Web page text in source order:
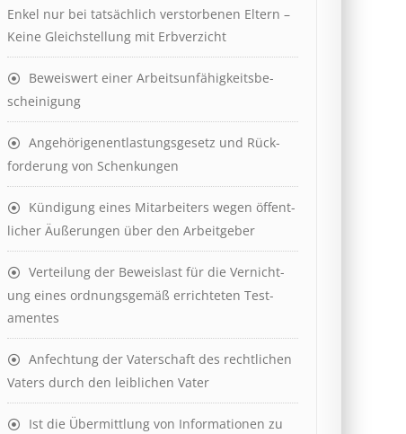
Enkel nur bei tat­säch­lich ver­storb­en­en Eltern –
Keine Gleich­stell­ung mit Erb­verzicht
Beweis­wert einer Arbeits­un­fähig­keits­be­
scheinig­ung
Angehörigenent­lastungs­ge­setz und Rück­
ford­er­ung von Schenk­ung­en
Kündigung eines Mit­ar­beit­ers wegen öffent­
lich­er Äuß­er­ung­en über den Ar­beit­geber
Ver­teil­ung der Be­weis­last für die Ver­nicht­
ung eines ord­nungs­ge­mäß er­richt­et­en Test­
ament­es
Anfechtung der Vaterschaft des rechtlichen
Vaters durch den leiblichen Vater
Ist die Über­mitt­lung von In­for­mat­ion­en zu